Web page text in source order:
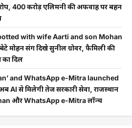
400 करोड़ एलिमनी की अफवाह पर बहन
with wife Aarti and son Mohan
मोहन संग दिखे सुनील ग्रोवर, फैमिली की
का दिल
and WhatsApp e-Mitra launched
AI से मिलेगी तेज सरकारी सेवा, राजस्थान
और WhatsApp e-Mitra लॉन्च